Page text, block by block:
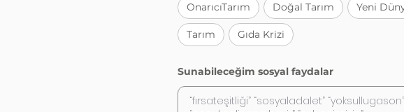
OnarıcıTarım Doğal Tarım Yeni
Tarım Gıda Krizi
Sunabileceğim sosyal faydalar